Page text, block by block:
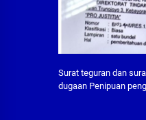
Surat teguran dan
dugaan Penipuan